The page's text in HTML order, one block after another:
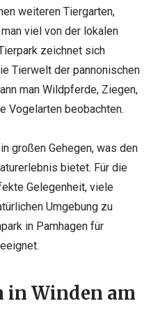
weiteren Tiergarten,
viel von der lokalen
zeichnet sich
Tierwelt der pannonischen
man Wildpferde, Ziegen,
Vogelarten beobachten.
großen Gehegen, was den
bietet. Für die
Gelegenheit, viele
Umgebung zu
in Pamhagen für
in Winden am